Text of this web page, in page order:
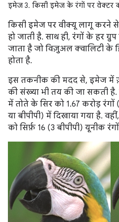
इमेज 3. किसी इमेज के रंगों पर वेक्टर
किसी इमेज पर वीक्यू लागू करने
हो जाती है. साथ ही, रंगों के हर
जाता है जो विज़ुअल क्वालिटी
होता है.
इस तकनीक की मदद से, इमेज में
की संख्या भी तय की जा सकती
में तोते के सिर को 1.67 करोड़
या बीपीपी) में दिखाया गया है.
को सिर्फ़ 16 (3 बीपीपी) यूनीक